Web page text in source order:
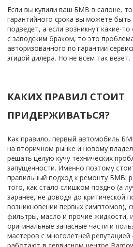
Если вы купили ваш БМВ в салоне,
гарантийного срока вы можете
подведет, а если возникнут какие-
с заводским браком, то это
авторизованного по гарантии
эгидой дилера. Но не всем так везет.
КАКИХ ПРАВИЛ СТОИТ
ПРИДЕРЖИВАТЬСЯ?
Как правило, первый автомобиль
на вторичном рынке и новому
решать целую кучу технических
запущенности. Именно поэтому
правильный подход к ремонту БМВ:
того, как стало слишком поздно (а
заранее, не доводя до критической
возникновении первых симптомов),
фильтры, масло и прочие жидкости,
оригинальные запасные части и
мастеров с многолетней
работают в сервисном центре